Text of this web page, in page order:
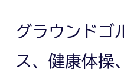
グラウンドゴ
ス、健康体操